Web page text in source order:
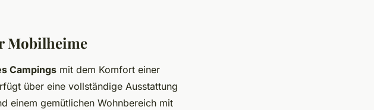
Mobilheime
Campings mit dem Komfort einer
über eine vollständige Ausstattung
einem gemütlichen Wohnbereich mit